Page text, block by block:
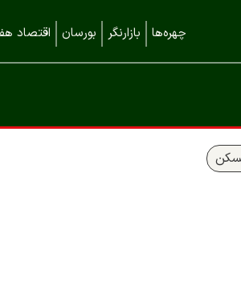
چهره‌ها بازارنگر بورسان اقتصاد